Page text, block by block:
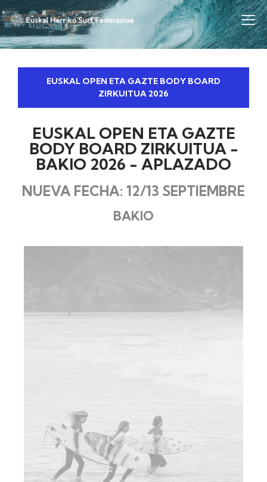
EUSKAL OPEN ETA GAZTE BODY BOARD
ZIRKUITUA 2026
EUSKAL OPEN ETA GAZTE
BODY BOARD ZIRKUITUA -
BAKIO 2026 - APLAZADO
NUEVA FECHA: 12/13 SEPTIEMBRE
BAKIO